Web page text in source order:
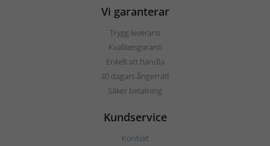
Vi garanterar
Trygg leverans
Kvalitetsgaranti
Enkelt att handla
30 dagars ångerrätt
Säker betalning
Kundservice
Kontakt